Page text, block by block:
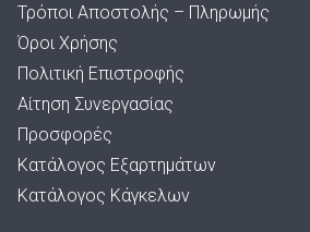
Τρόποι Αποστολής – Πληρωμής
Όροι Χρήσης
Πολιτική Επιστροφής
Αίτηση Συνεργασίας
Προσφορές
Κατάλογος Εξαρτημάτων
Κατάλογος Κάγκελων